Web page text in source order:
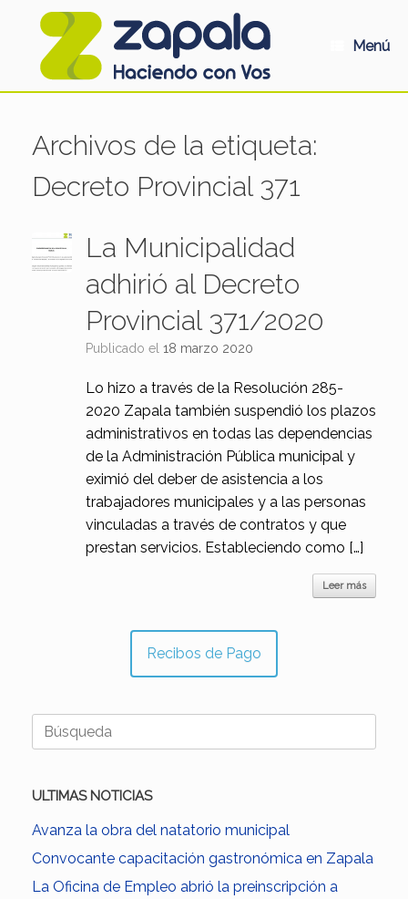
Menú
Archivos de la etiqueta:
Decreto Provincial 371
La Municipalidad
adhirió al Decreto
Provincial 371/2020
Publicado el 18 marzo 2020
Lo hizo a través de la Resolución 285-
2020 Zapala también suspendió los plazos
administrativos en todas las dependencias
de la Administración Pública municipal y
eximió del deber de asistencia a los
trabajadores municipales y a las personas
vinculadas a través de contratos y que
prestan servicios. Estableciendo como […]
Leer más
Recibos de Pago
Buscar:
ULTIMAS NOTICIAS
Avanza la obra del natatorio municipal
Convocante capacitación gastronómica en Zapala
La Oficina de Empleo abrió la preinscripción a